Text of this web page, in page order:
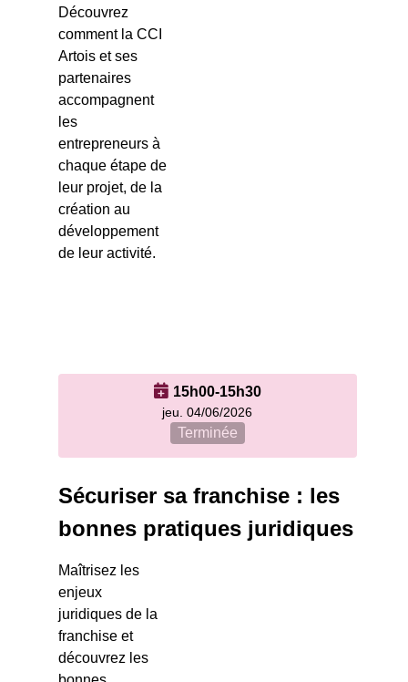
Découvrez
comment la CCI
Artois et ses
partenaires
accompagnent
les
entrepreneurs à
chaque étape de
leur projet, de la
création au
développement
de leur activité.
15h00-15h30
jeu. 04/06/2026
Terminée
Sécuriser sa franchise : les
bonnes pratiques juridiques
Maîtrisez les
enjeux
juridiques de la
franchise et
découvrez les